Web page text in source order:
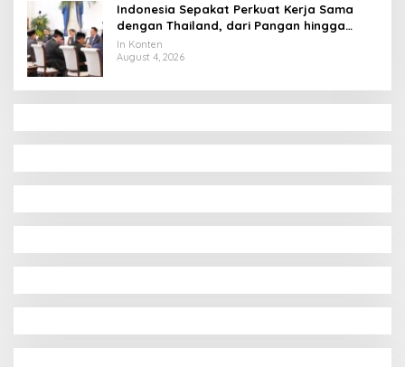
Indonesia Sepakat Perkuat Kerja Sama
dengan Thailand, dari Pangan hingga
Ekonomi Digital
In Konten
August 4, 2026